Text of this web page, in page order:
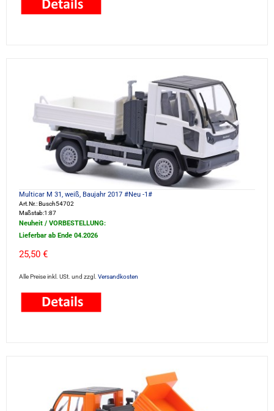
Multicar M 31, weiß, Baujahr 2017 #Neu -1#
Art.Nr.: Busch54702
Maßstab:1:87
Neuheit / VORBESTELLUNG:
Lieferbar ab Ende 04.2026
25,50 €
Alle Preise inkl. USt. und zzgl. Versandkosten